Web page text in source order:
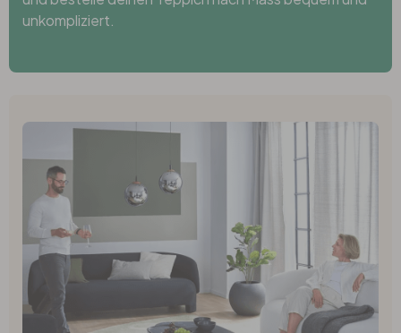
unkompliziert.